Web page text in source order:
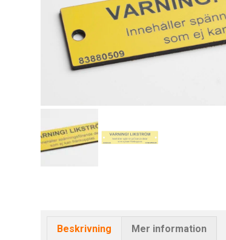
Beskrivning Mer information